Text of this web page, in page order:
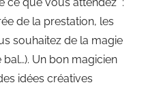
ce que vous attendez :
de la prestation, les
souhaitez de la magie
Un bon magicien
idées créatives